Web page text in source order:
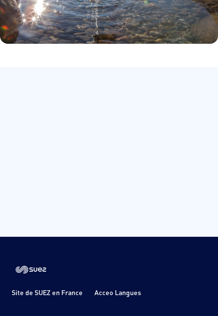
Site de SUEZ en France Acceo Langues